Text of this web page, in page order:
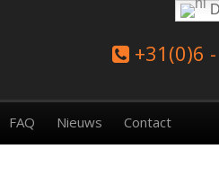
+31(0)6
FAQ Nieuws Contact